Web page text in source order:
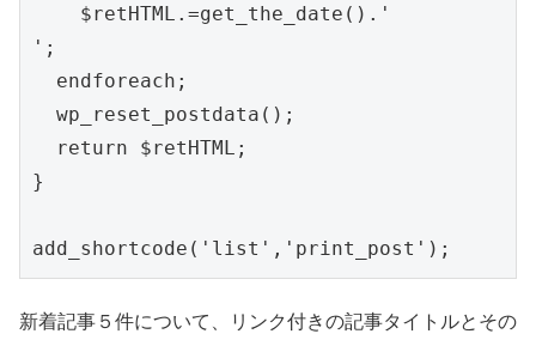
    $retHTML.=get_the_date().'
';
  endforeach;
  wp_reset_postdata();
  return $retHTML;
}
新着記事５件について、リンク付きの記事タイトルとその